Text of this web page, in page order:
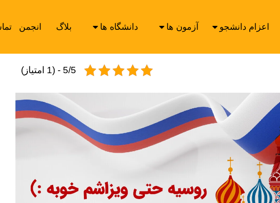
اعزام دانشجو آزمون ها دانشگاه ها بلاگ انجمن
5/5 - (1 امتیاز)